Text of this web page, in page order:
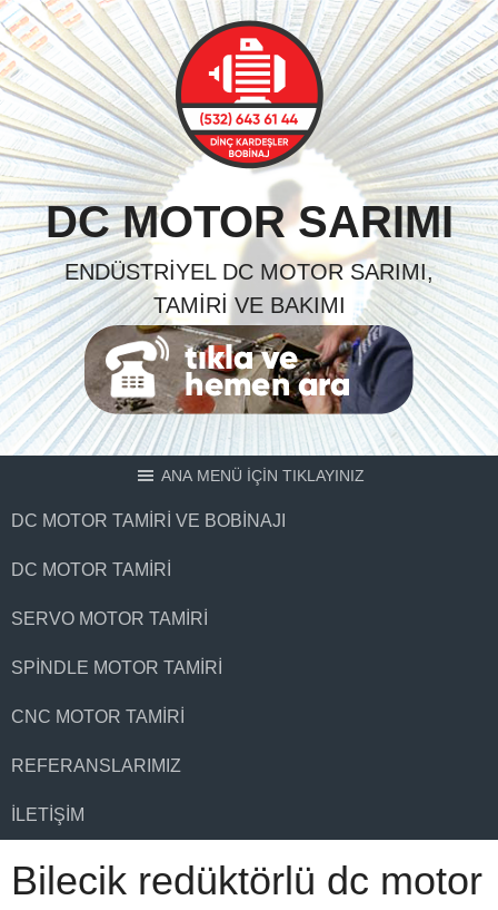
Skip
to
content
DC MOTOR SARIMI
ENDÜSTRIYEL DC MOTOR SARIMI,
TAMIRI VE BAKIMI
ANA MENÜ İÇİN TIKLAYINIZ
DC MOTOR TAMIRI VE BOBINAJI
DC MOTOR TAMIRI
SERVO MOTOR TAMIRI
SPINDLE MOTOR TAMIRI
CNC MOTOR TAMIRI
REFERANSLARIMIZ
İLETIŞIM
Bilecik redüktörlü dc motor